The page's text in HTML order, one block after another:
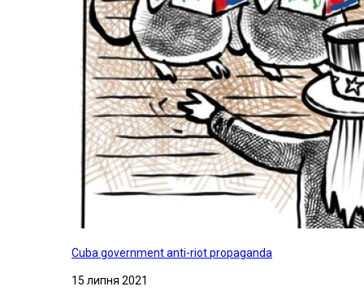
Cuba government anti-riot propaganda
15 липня 2021